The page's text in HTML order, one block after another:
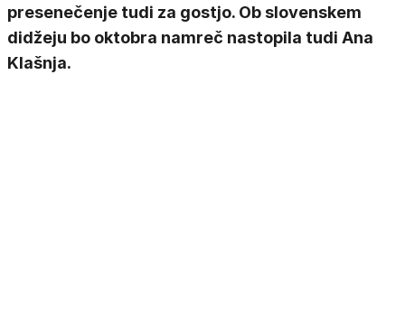
presenečenje tudi za gostjo. Ob slovenskem
didžeju bo oktobra namreč nastopila tudi Ana
Klašnja.